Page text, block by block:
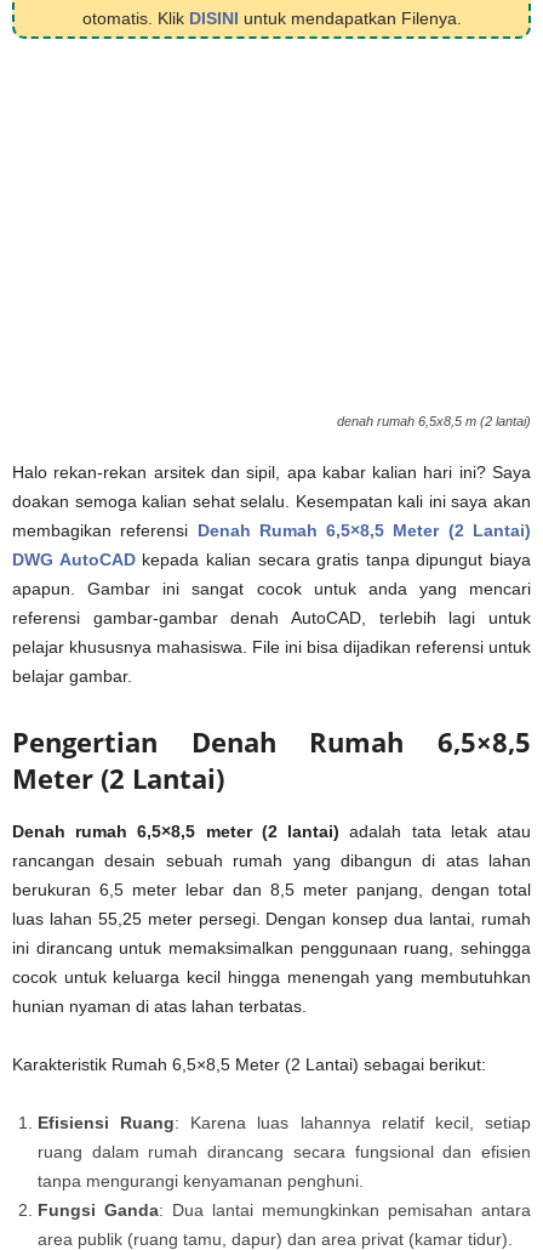
otomatis. Klik DISINI untuk mendapatkan Filenya.
denah rumah 6,5x8,5 m (2 lantai)
Halo rekan-rekan arsitek dan sipil, apa kabar kalian hari ini? Saya
doakan semoga kalian sehat selalu. Kesempatan kali ini saya akan
membagikan referensi Denah Rumah 6,5×8,5 Meter (2 Lantai)
DWG AutoCADkepada kalian secara gratis tanpa dipungut biaya
apapun. Gambar ini sangat cocok untuk anda yang mencari
referensi gambar-gambar denah AutoCAD, terlebih lagi untuk
pelajar khususnya mahasiswa. File ini bisa dijadikan referensi untuk
belajar gambar.
Pengertian Denah Rumah 6,5×8,5
Meter (2 Lantai)
Denah rumah 6,5×8,5 meter (2 lantai) adalah tata letak atau
rancangan desain sebuah rumah yang dibangun di atas lahan
berukuran 6,5 meter lebar dan 8,5 meter panjang, dengan total
luas lahan 55,25 meter persegi. Dengan konsep dua lantai, rumah
ini dirancang untuk memaksimalkan penggunaan ruang, sehingga
cocok untuk keluarga kecil hingga menengah yang membutuhkan
hunian nyaman di atas lahan terbatas.
Karakteristik Rumah 6,5×8,5 Meter (2 Lantai) sebagai berikut:
Efisiensi Ruang: Karena luas lahannya relatif kecil, setiap
ruang dalam rumah dirancang secara fungsional dan efisien
tanpa mengurangi kenyamanan penghuni.
Fungsi Ganda: Dua lantai memungkinkan pemisahan antara
area publik (ruang tamu, dapur) dan area privat (kamar tidur).